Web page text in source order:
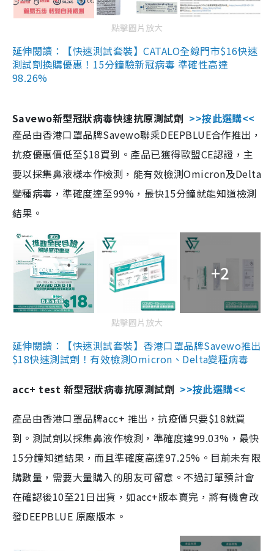
點擊圖片放大
延伸閱讀：【快速測試套裝】CATALO全線門市$16快速
測試劑換購優惠！15分鐘驗新冠病毒 準確性高達
98.26%
Savewo新型冠狀病毒快速抗原測試劑 >>按此選購<<
產品由香港口罩品牌Savewo聯乘DEEPBLUE合作推出，
抗疫優惠價低至$18買到。產品已獲得歐盟CE認證，主
要以採集鼻液樣本作檢測，能有效檢測Omicron及Delta
變種病毒，準確度達至99%，最快15分鐘就能知道檢測
結果。
+2
點擊圖片放大
延伸閱讀：【快速測試套裝】香港口罩品牌Savewo推出
$18快速測試劑！有效檢測Omicron、Delta變種病毒
acc+ test 新型冠狀病毒抗原測試劑 >>按此選購<<
產品由香港口罩品牌acc+ 推出，抗疫價只要$18就買
到。測試劑以採集鼻液作檢測，準確度達99.03%，最快
15分鐘知道結果，而且準確度高達97.25%。目前未有限
購數量，需要大量購入的朋友可留意。不過訂單預計會
在確認後10至21日出貨，如acc+版本賣完，將有機會改
發DEEPBLUE 原廠版本。